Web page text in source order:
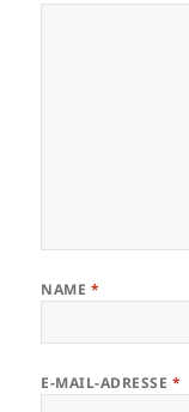
NAME *
E-MAIL-ADRESSE *